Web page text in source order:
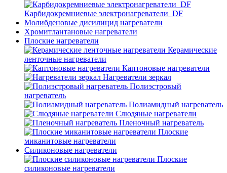
Карбидокремниевые электронагреватели_DF
Молибденовые дисилицид нагреватели
Хромитлантановые нагреватели
Плоские нагреватели
Керамические
ленточные нагреватели
Каптоновые нагреватели
Нагреватели зеркал
Полиэстровый
нагреватель
Полиамидный нагреватель
Слюдяные нагреватели
Пленочный нагреватель
Плоские
миканитовые нагреватели
Силиконовые нагреватели
Плоские
силиконовые нагреватели